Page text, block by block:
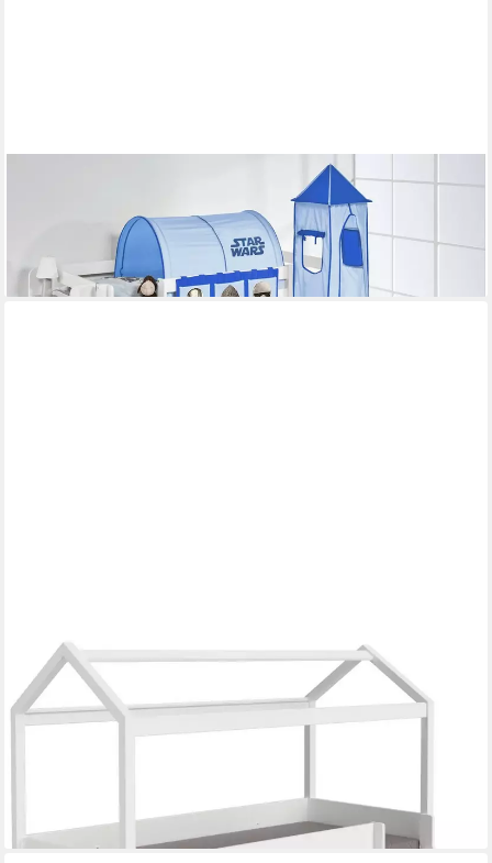
Hochbett Spielbett JELLE Star Wars - Hochbett - mit Turm,
Rutsche und Vorhang
lieferbar - in 4-5 Werktagen bei dir
PAIDI
Hausbett TINY HOUSE, Spielbett mit Rutsche und
Rausfallschutz, individuell gestaltbar
1.242,55 €
lieferbar in 7 Wochen